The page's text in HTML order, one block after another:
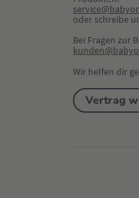
oder schreibe
Bei Fragen zur
Wir helfen dir
Vertrag